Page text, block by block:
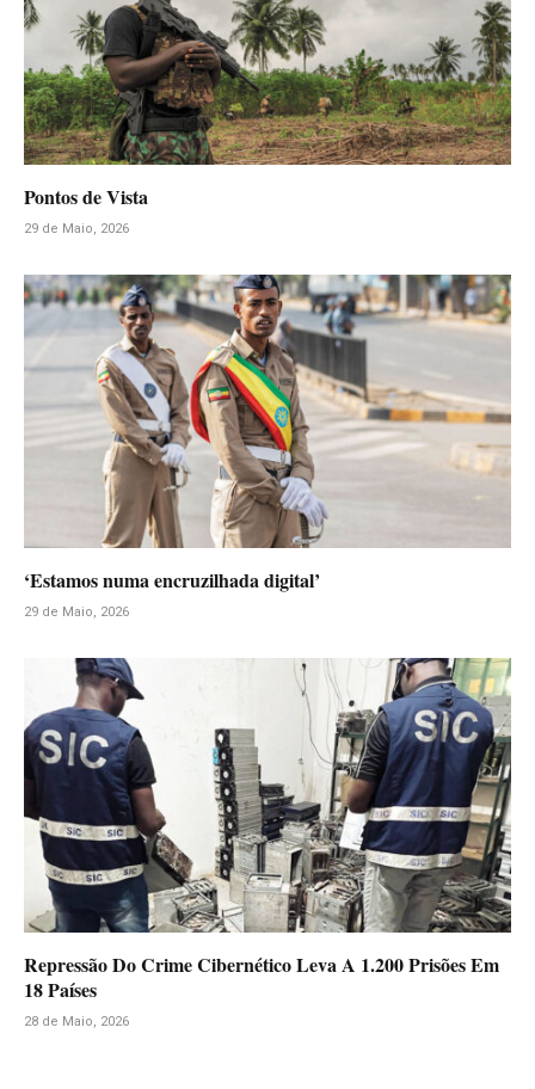
Pontos de Vista
29 de Maio, 2026
‘Estamos numa encruzilhada digital’
29 de Maio, 2026
Repressão Do Crime Cibernético Leva A 1.200 Prisões Em
18 Países
28 de Maio, 2026